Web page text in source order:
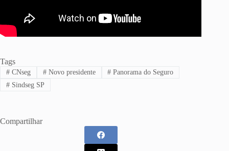
Tags
#CNseg #Novo presidente # Panorama do Seguro
#Sindseg SP
Compartilhar